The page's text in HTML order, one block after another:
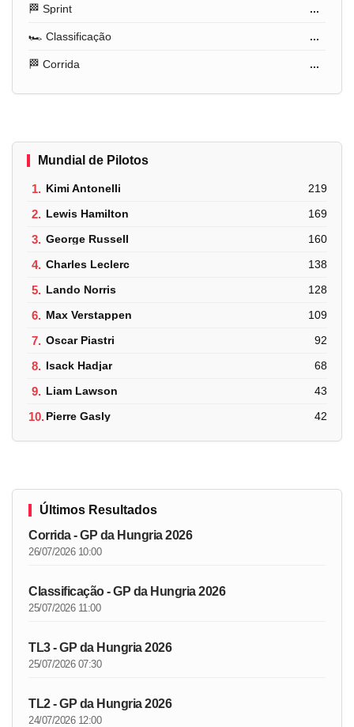
🏁 Sprint ...
🏎️ Classificação ...
🏁 Corrida ...
Mundial de Pilotos
1. Kimi Antonelli 219
2. Lewis Hamilton 169
3. George Russell 160
4. Charles Leclerc 138
5. Lando Norris 128
6. Max Verstappen 109
7. Oscar Piastri 92
8. Isack Hadjar 68
9. Liam Lawson 43
10.Pierre Gasly 42
Últimos Resultados
Corrida - GP da Hungria 2026
26/07/2026 10:00
Classificação - GP da Hungria 2026
25/07/2026 11:00
TL3 - GP da Hungria 2026
25/07/2026 07:30
TL2 - GP da Hungria 2026
24/07/2026 12:00